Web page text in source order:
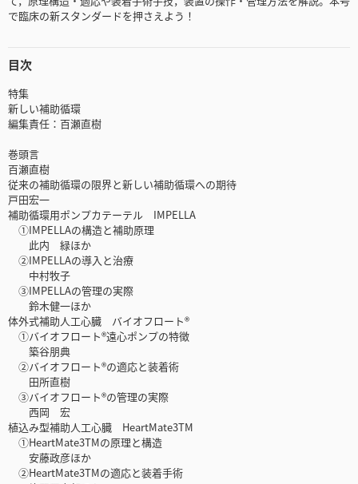
で臨床の新スタンダードを押さえよう！
目次
特集
新しい補助循環
編集責任：百瀬直樹
巻頭言
百瀬直樹
従来の補助循環の限界と新しい補助循環への期待
戸田宏一
補助循環用ポンプカテーテル IMPELLA
①IMPELLAの構造と補助原理
此内 緑ほか
②IMPELLAの導入と治療
中村牧子
③IMPELLAの管理の実際
鈴木健一ほか
体外式補助人工心臓 バイオフロート®
①バイオフロート®遠心ポンプの特徴
築谷朋典
②バイオフロート®の適応と装着術
田所直樹
③バイオフロート®の管理の実際
西岡 宏
植込み型補助人工心臓 HeartMate3TM
①HeartMate3TMの原理と構造
安藤政彦ほか
②HeartMate3TMの適応と装着手術